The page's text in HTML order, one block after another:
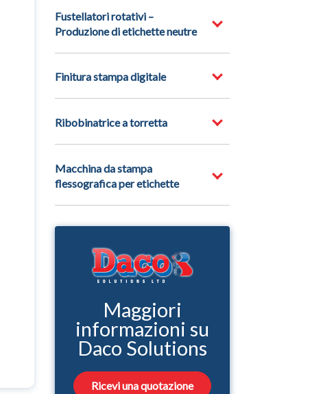
Fustellatori rotativi –
Produzione di etichette neutre
Finitura stampa digitale
Ribobinatrice a torretta
Macchina da stampa
flessografica per etichette
Maggiori
informazioni su
Daco Solutions
Ricevi una quotazione